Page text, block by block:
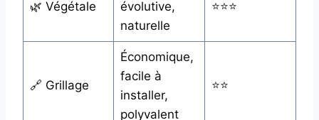
🌿 Végétale
évolutive,
naturelle
⭐⭐⭐
🔗 Grillage
Économique,
facile à
installer,
polyvalent
⭐⭐